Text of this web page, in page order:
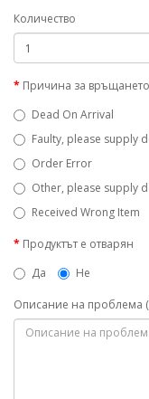
Количество
Причина за връщането
Dead On Arrival
Faulty, please supply
Order Error
Other, please supply
Received Wrong Item
Продуктът е отварян
Да
Не
Описание на проблема